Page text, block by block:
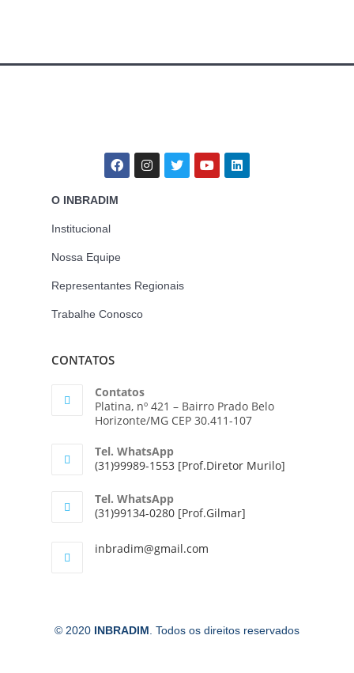
O INBRADIM
Institucional
Nossa Equipe
Representantes Regionais
Trabalhe Conosco
CONTATOS
Contatos
Platina, nº 421 – Bairro Prado Belo
Horizonte/MG CEP 30.411-107
Tel. WhatsApp
(31)99989-1553 [Prof.Diretor Murilo]
Tel. WhatsApp
(31)99134-0280 [Prof.Gilmar]
inbradim@gmail.com
© 2020 INBRADIM . Todos os direitos reservados